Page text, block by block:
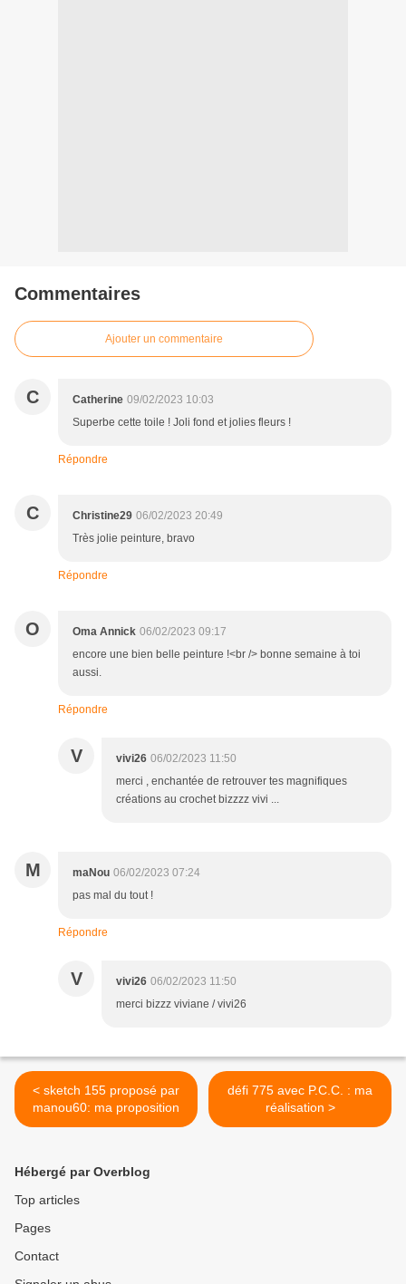
Commentaires
Ajouter un commentaire
C Catherine 09/02/2023 10:03
Superbe cette toile ! Joli fond et jolies fleurs !
Répondre
C Christine29 06/02/2023 20:49
Très jolie peinture, bravo
Répondre
O Oma Annick 06/02/2023 09:17
encore une bien belle peinture !<br /> bonne semaine à toi
aussi.
Répondre
V vivi26 06/02/2023 11:50
merci , enchantée de retrouver tes magnifiques
créations au crochet bizzzz vivi ...
M maNou 06/02/2023 07:24
pas mal du tout !
Répondre
V vivi26 06/02/2023 11:50
merci bizzz viviane / vivi26
< sketch 155 proposé par
manou60: ma proposition
défi 775 avec P.C.C. : ma
réalisation >
Hébergé par Overblog
Top articles
Pages
Contact